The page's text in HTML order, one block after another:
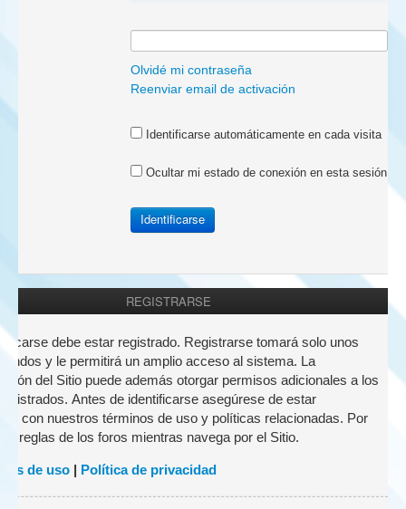
Olvidé mi contraseña
Reenviar email de activación
Identificarse automáticamente en cada visita
Ocultar mi estado de conexión en esta sesión
REGISTRARSE
debe estar registrado. Registrarse tomará solo unos
y le permitirá un amplio acceso al sistema. La
del Sitio puede además otorgar permisos adicionales a los
Antes de identificarse asegúrese de estar
con nuestros términos de uso y políticas relacionadas. Por
reglas de los foros mientras navega por el Sitio.
de uso Política de privacidad